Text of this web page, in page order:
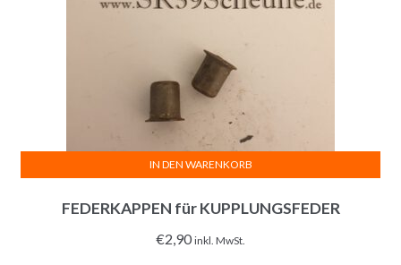
FEDERKAPPEN für KUPPLUNGSFEDER
€2,90 inkl. MwSt.
IN DEN WARENKORB